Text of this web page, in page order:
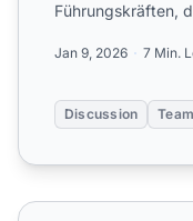
Führungskräften,
Jan 9, 2026 7 Min.
Discussion
Unsere SEO- und